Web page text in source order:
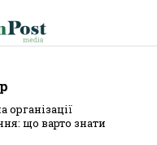
організації
що варто знати